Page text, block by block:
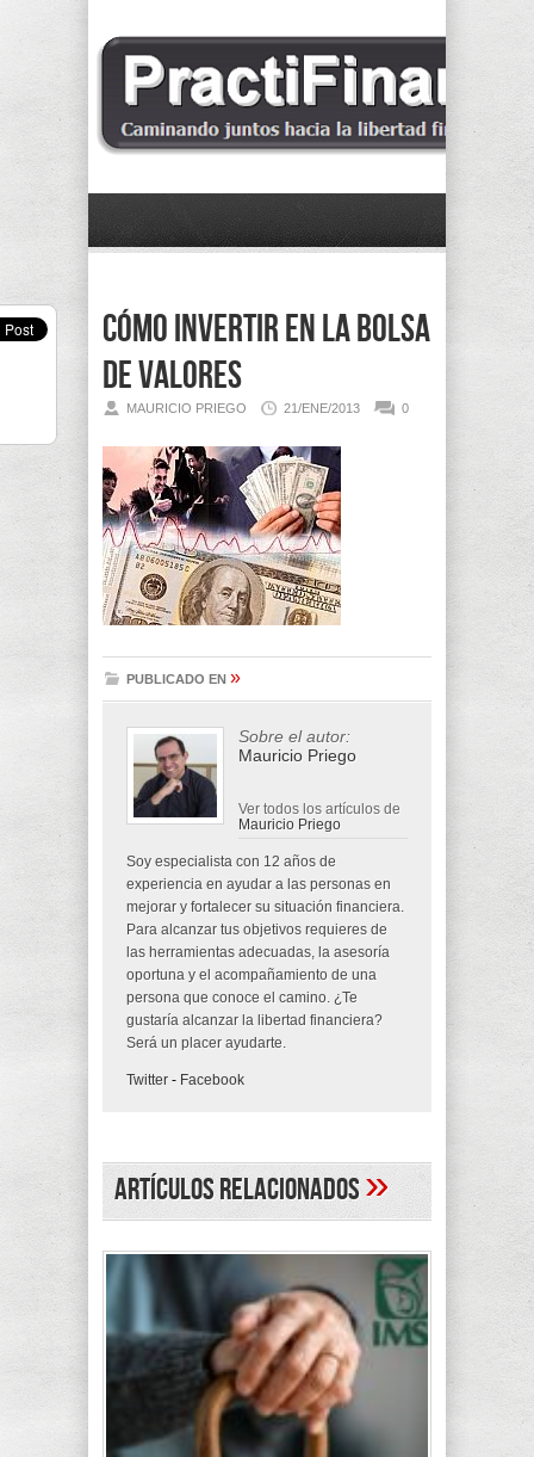
Cómo invertir en la Bolsa
de Valores
MAURICIO PRIEGO 21/ENE/2013 0
PUBLICADO EN »
Sobre el autor:
Mauricio Priego
Ver todos los artículos de
Mauricio Priego
Soy especialista con 12 años de
experiencia en ayudar a las personas en
mejorar y fortalecer su situación financiera.
Para alcanzar tus objetivos requieres de
las herramientas adecuadas, la asesoría
oportuna y el acompañamiento de una
persona que conoce el camino. ¿Te
gustaría alcanzar la libertad financiera?
Será un placer ayudarte.
Twitter - Facebook
Artículos Relacionados»